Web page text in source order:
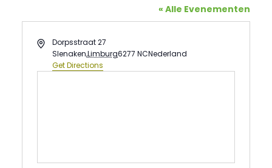
« Alle Evenementen
AddressDorpsstraat 27
Slenaken,Limburg6277 NCNederland
Get Directions